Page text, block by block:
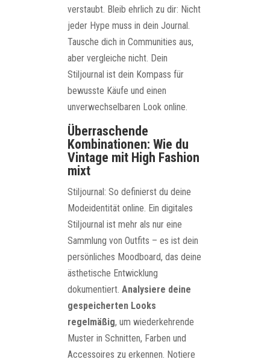
verstaubt. Bleib ehrlich zu dir: Nicht
jeder Hype muss in dein Journal.
Tausche dich in Communities aus,
aber vergleiche nicht. Dein
Stiljournal ist dein Kompass für
bewusste Käufe und einen
unverwechselbaren Look online.
Überraschende
Kombinationen: Wie du
Vintage mit High Fashion
mixt
Stiljournal: So definierst du deine
Modeidentität online. Ein digitales
Stiljournal ist mehr als nur eine
Sammlung von Outfits – es ist dein
persönliches Moodboard, das deine
ästhetische Entwicklung
dokumentiert. Analysiere deine
gespeicherten Looks
regelmäßig, um wiederkehrende
Muster in Schnitten, Farben und
Accessoires zu erkennen. Notiere